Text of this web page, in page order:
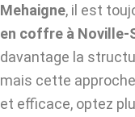
Mehaigne, il est
en coffre à Noville-
davantage la
mais cette
et efficace, optez